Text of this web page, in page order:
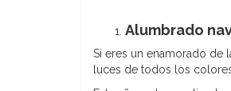
Alumbrado
Si eres un enamorado de
luces de todos los